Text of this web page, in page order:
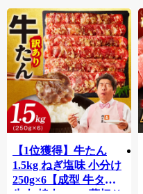
【1位獲得】牛たん
1.5kg ねぎ塩味 小分け
250g×6【成型 牛タン